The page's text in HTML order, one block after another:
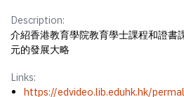
Description:
介紹香港教育學院教育學士課程和證書
元的發展大略
Links:
https://edvideo.lib.eduhk.hk/